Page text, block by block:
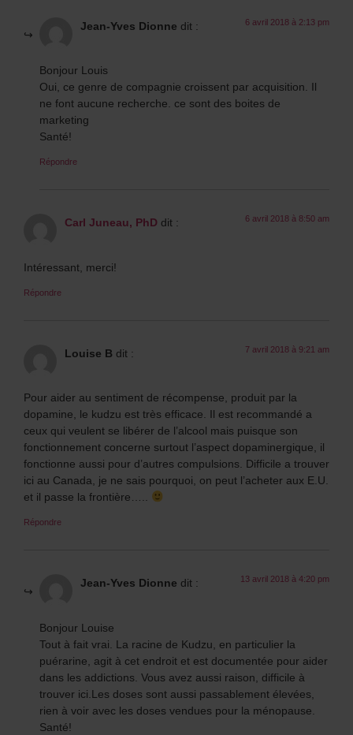
Jean-Yves Dionne dit : 6 avril 2018 à 2:13 pm
Bonjour Louis
Oui, ce genre de compagnie croissent par acquisition. Il
ne font aucune recherche. ce sont des boites de
marketing
Santé!
Répondre
Carl Juneau, PhD dit : 6 avril 2018 à 8:50 am
Intéressant, merci!
Répondre
Louise B dit : 7 avril 2018 à 9:21 am
Pour aider au sentiment de récompense, produit par la
dopamine, le kudzu est très efficace. Il est recommandé a
ceux qui veulent se libérer de l’alcool mais puisque son
fonctionnement concerne surtout l’aspect dopaminergique, il
fonctionne aussi pour d’autres compulsions. Difficile a trouver
ici au Canada, je ne sais pourquoi, on peut l’acheter aux E.U.
et il passe la frontière…..
Répondre
Jean-Yves Dionne dit : 13 avril 2018 à 4:20 pm
Bonjour Louise
Tout à fait vrai. La racine de Kudzu, en particulier la
puérarine, agit à cet endroit et est documentée pour aider
dans les addictions. Vous avez aussi raison, difficile à
trouver ici.Les doses sont aussi passablement élevées,
rien à voir avec les doses vendues pour la ménopause.
Santé!